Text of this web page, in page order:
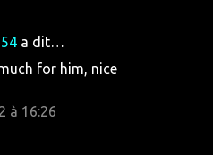
a dit…
for him, nice
à 16:26